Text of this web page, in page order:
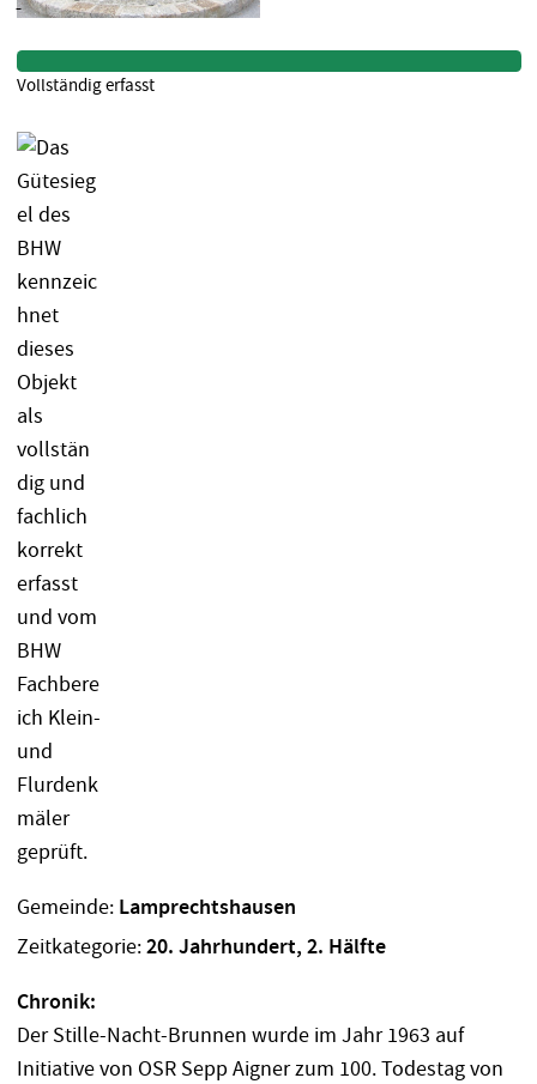
Gemeinde: Lamprechtshausen
Zeitkategorie:20. Jahrhundert, 2. Hälfte
Chronik:
Der Stille-Nacht-Brunnen wurde im Jahr 1963 auf
Initiative von OSR Sepp Aigner zum 100. Todestag von
Vollständig erfasst